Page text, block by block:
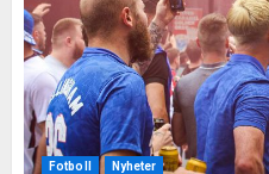
Fotboll Nyheter